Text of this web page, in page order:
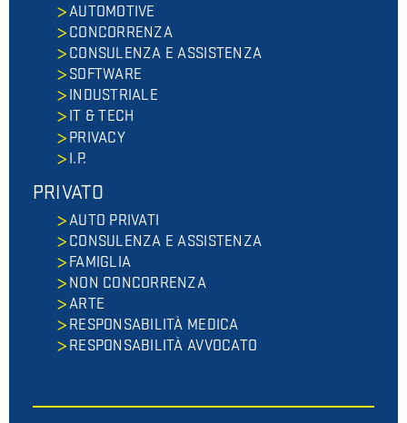
AUTOMOTIVE
CONCORRENZA
CONSULENZA E ASSISTENZA
SOFTWARE
INDUSTRIALE
IT & TECH
PRIVACY
I.P.
PRIVATO
AUTO PRIVATI
CONSULENZA E ASSISTENZA
FAMIGLIA
NON CONCORRENZA
ARTE
RESPONSABILITÀ MEDICA
RESPONSABILITÀ AVVOCATO